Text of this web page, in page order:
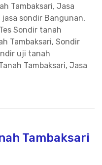
Tambaksari, Jasa
sondir Bangunan,
Sondir tanah
Tambaksari, Sondir
uji tanah
Tambaksari, Jasa
Tambaksari